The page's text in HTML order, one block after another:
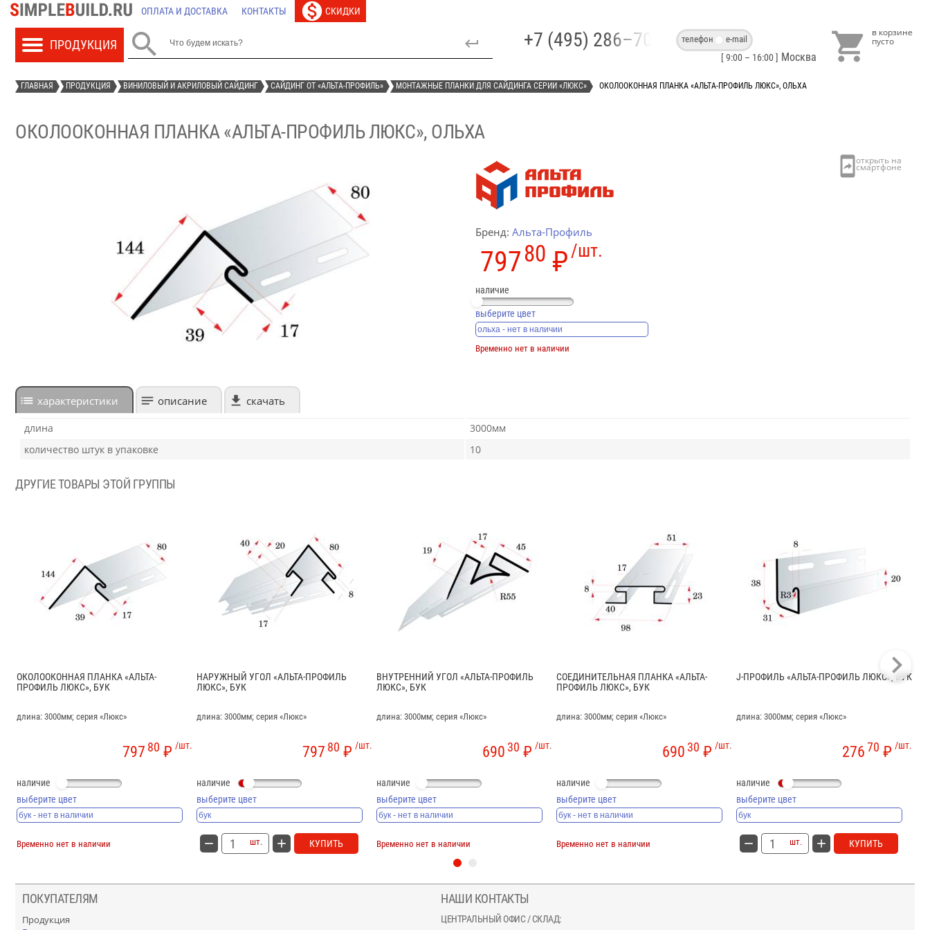
ОПЛАТА И ДОСТАВКА КОНТАКТЫ СКИДКИ
 +7 (495) 286–70–40телефон e-mail
[ 9:00 – 16:00 ] Москва 
ГЛАВНАЯ ПРОДУКЦИЯ ВИНИЛОВЫЙ И АКРИЛОВЫЙ САЙДИНГ САЙДИНГ ОТ «АЛЬТА-ПРОФИЛЬ» МОНТАЖНЫЕ ПЛАНКИ ДЛЯ САЙДИНГА СЕРИИ «ЛЮКС» ОКОЛООКОННАЯ ПЛАНКА «АЛЬТА-ПРОФИЛЬ ЛЮКС», ОЛЬХА
ОКОЛООКОННАЯ ПЛАНКА «АЛЬТА-ПРОФИЛЬ ЛЮКС», ОЛЬХА
Бренд: Альта-Профиль
/шт.
79780 ₽
наличие
выберите цвет
Временно нет в наличии
характеристики описание скачать
длина
3000мм
количество штук в упаковке
10
ДРУГИЕ ТОВАРЫ ЭТОЙ ГРУППЫ
ОКОЛООКОННАЯ ПЛАНКА «АЛЬТА-
ПРОФИЛЬ ЛЮКС», БУК
длина: 3000мм; серия «Люкс»
/шт.
797 80 ₽
наличие
выберите цвет
Временно нет в наличии
НАРУЖНЫЙ УГОЛ «АЛЬТА-ПРОФИЛЬ
ЛЮКС», БУК
длина: 3000мм; серия «Люкс»
/шт.
797 80 ₽
наличие
выберите цвет
шт. КУПИТЬ
ВНУТРЕННИЙ УГОЛ «АЛЬТА-ПРОФИЛЬ
ЛЮКС», БУК
длина: 3000мм; серия «Люкс»
/шт.
690 30 ₽
наличие
выберите цвет
Временно нет в наличии
СОЕДИНИТЕЛЬНАЯ ПЛАНКА «АЛЬТА-
ПРОФИЛЬ ЛЮКС», БУК
длина: 3000мм; серия «Люкс»
/шт.
690 30 ₽
наличие
выберите цвет
Временно нет в наличии
J-ПРОФИЛЬ «АЛЬТА-ПРОФИЛЬ ЛЮКС», БУК
длина: 3000мм; серия «Люкс»
/шт.
27670 ₽
наличие
выберите цвет
шт. КУПИТЬ
ПОКУПАТЕЛЯМ
Продукция
НАШИ КОНТАКТЫ
ЦЕНТРАЛЬНЫЙ ОФИС / СКЛАД: